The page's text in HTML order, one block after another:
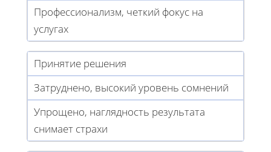
Профессионализм, четкий фокус на
услугах
Принятие решения
Затруднено, высокий уровень сомнений
Упрощено, наглядность результата
снимает страхи